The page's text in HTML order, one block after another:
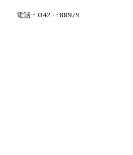
電話：0423588979